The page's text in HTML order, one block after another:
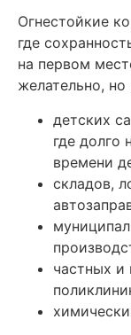
Огнестойкие
где
на первом
желательно,
детских
где долго
времени
складов,
частных и